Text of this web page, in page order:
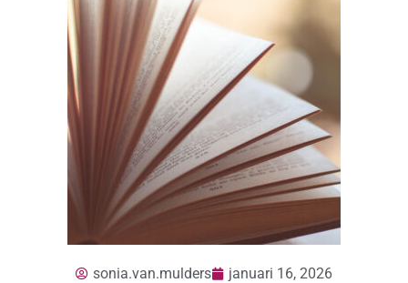
sonia.van.mulders januari 16, 2026